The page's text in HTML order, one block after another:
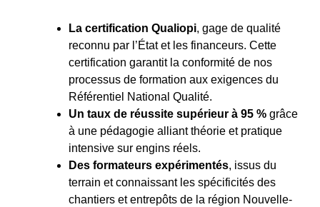
La certification Qualiopi, gage de qualité
reconnu par l’État et les financeurs. Cette
certification garantit la conformité de nos
processus de formation aux exigences du
Référentiel National Qualité.
Un taux de réussite supérieur à 95 % grâce
à une pédagogie alliant théorie et pratique
intensive sur engins réels.
Des formateurs expérimentés, issus du
terrain et connaissant les spécificités des
chantiers et entrepôts de la région Nouvelle-